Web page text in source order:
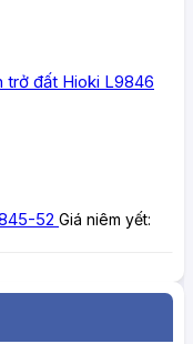
trở đất Hioki L9846
52 Giá niêm yết: